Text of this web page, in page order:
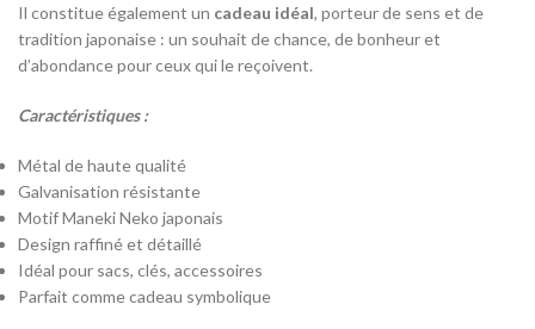
Il constitue également un cadeau idéal, porteur de sens et de
tradition japonaise : un souhait de chance, de bonheur et
d’abondance pour ceux qui le reçoivent.
Caractéristiques :
Métal de haute qualité
Galvanisation résistante
Motif Maneki Neko japonais
Design raffiné et détaillé
Idéal pour sacs, clés, accessoires
Parfait comme cadeau symbolique